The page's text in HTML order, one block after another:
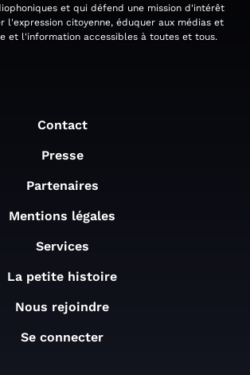
et qui défend une mission d'intérêt
l'expression citoyenne, éduquer aux médias et
et l'information accessibles à toutes et tous.
Contact
Presse
Partenaires
Mentions légales
Services
La petite histoire
Nous rejoindre
Se connecter